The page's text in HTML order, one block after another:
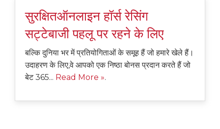
सुरक्षितऑनलाइन हॉर्स रेसिंग
सट्टेबाजी पहलू पर रहने के लिए
बल्कि दुनिया भर में प्रतियोगिताओं के समूह हैं जो हमारे खेले हैं।
उदाहरण के लिए,वे आपको एक निष्ठा बोनस प्रदान करते हैं जो
बेट 365... Read More ».